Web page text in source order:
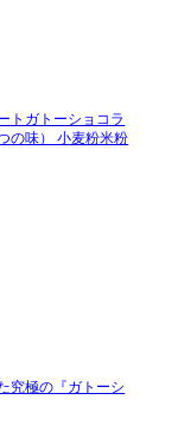
ガトーショコラ
の味） 小麦粉米粉
究極の『ガトーシ